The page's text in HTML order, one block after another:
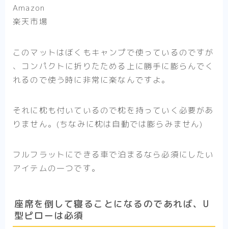
Amazon
楽天市場
このマットはぼくもキャンプで使っているのですが
、コンパクトに折りたためる上に勝手に膨らんでく
れるので使う時に非常に楽なんですよ。
それに枕も付いているので枕を持っていく必要があ
りません。(ちなみに枕は自動では膨らみません)
フルフラットにできる車で泊まるなら必須にしたい
アイテムの一つです。
座席を倒して寝ることになるのであれば、U
型ピローは必須